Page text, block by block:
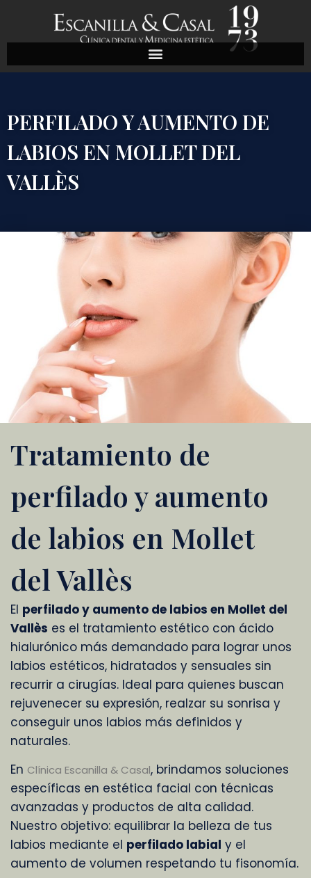
PERFILADO Y AUMENTO DE
LABIOS EN MOLLET DEL
VALLÈS
Tratamiento de
perfilado y aumento
de labios en Mollet
del Vallès
El perfilado y aumento de labios en Mollet del
Vallès es el tratamiento estético con ácido
hialurónico más demandado para lograr unos
labios estéticos, hidratados y sensuales sin
recurrir a cirugías. Ideal para quienes buscan
rejuvenecer su expresión, realzar su sonrisa y
conseguir unos labios más definidos y
naturales.
En Clínica Escanilla & Casal, brindamos soluciones
específicas en estética facial con técnicas
avanzadas y productos de alta calidad.
Nuestro objetivo: equilibrar la belleza de tus
labios mediante el perfilado labial y el
aumento de volumen respetando tu fisonomía.